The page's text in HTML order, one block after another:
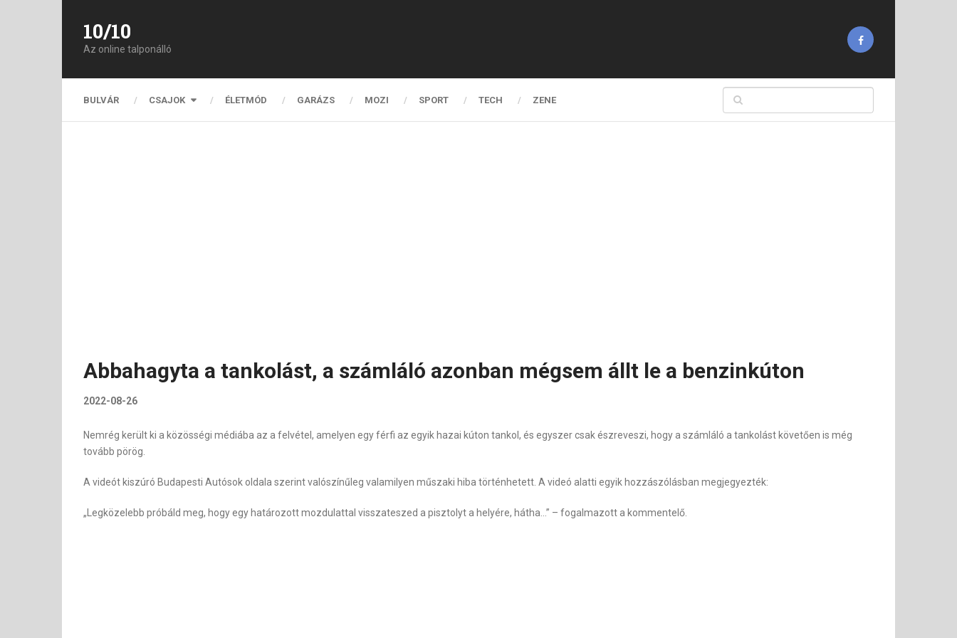
10/10
Az online talponálló
BULVÁR CSAJOK ÉLETMÓD GARÁZS MOZI SPORT TECH ZENE
Abbahagyta a tankolást, a számláló azonban mégsem állt le a benzinkúton
2022-08-26
Nemrég került ki a közösségi médiába az a felvétel, amelyen egy férfi az egyik hazai kúton tankol, és egyszer csak észreveszi, hogy a számláló a tankolást követően is még
tovább pörög.
A videót kiszúró Budapesti Autósok oldala szerint valószínűleg valamilyen műszaki hiba történhetett. A videó alatti egyik hozzászólásban megjegyezték:
„Legközelebb próbáld meg, hogy egy határozott mozdulattal visszateszed a pisztolyt a helyére, hátha…” – fogalmazott a kommentelő.